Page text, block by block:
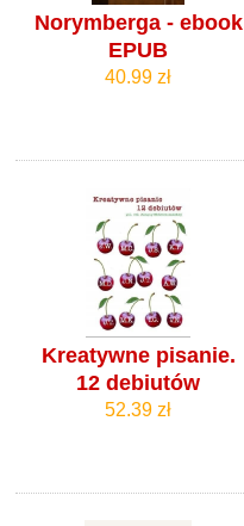
Norymberga - ebook
EPUB
40.99 zł
Kreatywne pisanie.
12 debiutów
52.39 zł